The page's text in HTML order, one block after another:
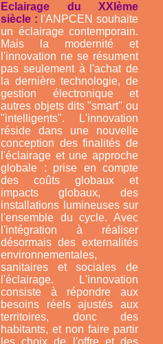
Eclairage du XXIème
siècle : l'ANPCEN souhaite
un éclairage contemporain.
Mais la modernité et
l'innovation ne se résument
pas seulement à l'achat de
la dernière technologie, de
gestion électronique et
autres objets dits "smart" ou
"intelligents". L'innovation
réside dans une nouvelle
conception des finalités de
l'éclairage et une approche
globale : prise en compte
des coûts globaux et
impacts globaux, des
installations lumineuses sur
l'ensemble du cycle. Avec
l'intégration à réaliser
désormais des externalités
environnementales,
sanitaires et sociales de
l'éclairage. L'innovation
consiste à répondre aux
besoins réels ajustés aux
territoires, donc des
habitants, et non faire partir
les choix de l'offre et des